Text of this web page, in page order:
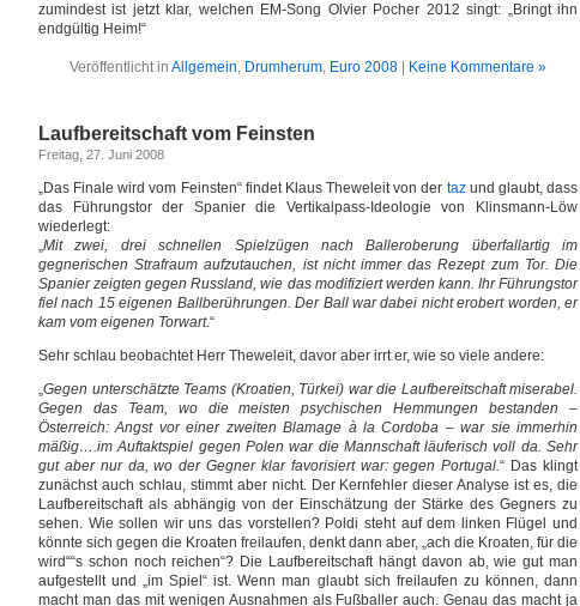
zumindest ist jetzt klar, welchen EM-Song Olvier Pocher 2012 singt: „Bringt ihn
endgültig Heim!“
Veröffentlicht in Allgemein, Drumherum, Euro 2008 Keine Kommentare »
Laufbereitschaft vom Feinsten
Freitag, 27. Juni 2008
„Das Finale wird vom Feinsten“ findet Klaus Theweleit von der taz und glaubt, dass
das Führungstor der Spanier die Vertikalpass-Ideologie von Klinsmann-Löw
wiederlegt:
„Mit zwei, drei schnellen Spielzügen nach Balleroberung überfallartig im
gegnerischen Strafraum aufzutauchen, ist nicht immer das Rezept zum Tor. Die
Spanier zeigten gegen Russland, wie das modifiziert werden kann. Ihr Führungstor
fiel nach 15 eigenen Ballberührungen. Der Ball war dabei nicht erobert worden, er
kam vom eigenen Torwart.“
Sehr schlau beobachtet Herr Theweleit, davor aber irrt er, wie so viele andere:
„Gegen unterschätzte Teams (Kroatien, Türkei) war die Laufbereitschaft miserabel.
Gegen das Team, wo die meisten psychischen Hemmungen bestanden –
Österreich: Angst vor einer zweiten Blamage à la Cordoba – war sie immerhin
mäßig….im Auftaktspiel gegen Polen war die Mannschaft läuferisch voll da. Sehr
gut aber nur da, wo der Gegner klar favorisiert war: gegen Portugal.“ Das klingt
zunächst auch schlau, stimmt aber nicht. Der Kernfehler dieser Analyse ist es, die
Laufbereitschaft als abhängig von der Einschätzung der Stärke des Gegners zu
sehen. Wie sollen wir uns das vorstellen? Poldi steht auf dem linken Flügel und
könnte sich gegen die Kroaten freilaufen, denkt dann aber, „ach die Kroaten, für die
wird““s schon noch reichen“? Die Laufbereitschaft hängt davon ab, wie gut man
aufgestellt und „im Spiel“ ist. Wenn man glaubt sich freilaufen zu können, dann
macht man das mit wenigen Ausnahmen als Fußballer auch. Genau das macht ja